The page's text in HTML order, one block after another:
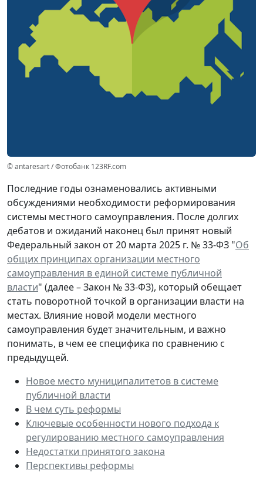
© antaresart / Фотобанк 123RF.com
Последние годы ознаменовались активными
обсуждениями необходимости реформирования
системы местного самоуправления. После долгих
дебатов и ожиданий наконец был принят новый
Федеральный закон от 20 марта 2025 г. № 33-ФЗ "Об
общих принципах организации местного
самоуправления в единой системе публичной
власти" (далее – Закон № 33-ФЗ), который обещает
стать поворотной точкой в организации власти на
местах. Влияние новой модели местного
самоуправления будет значительным, и важно
понимать, в чем ее специфика по сравнению с
предыдущей.
Новое место муниципалитетов в системе
публичной власти
В чем суть реформы
Ключевые особенности нового подхода к
регулированию местного самоуправления
Недостатки принятого закона
Перспективы реформы